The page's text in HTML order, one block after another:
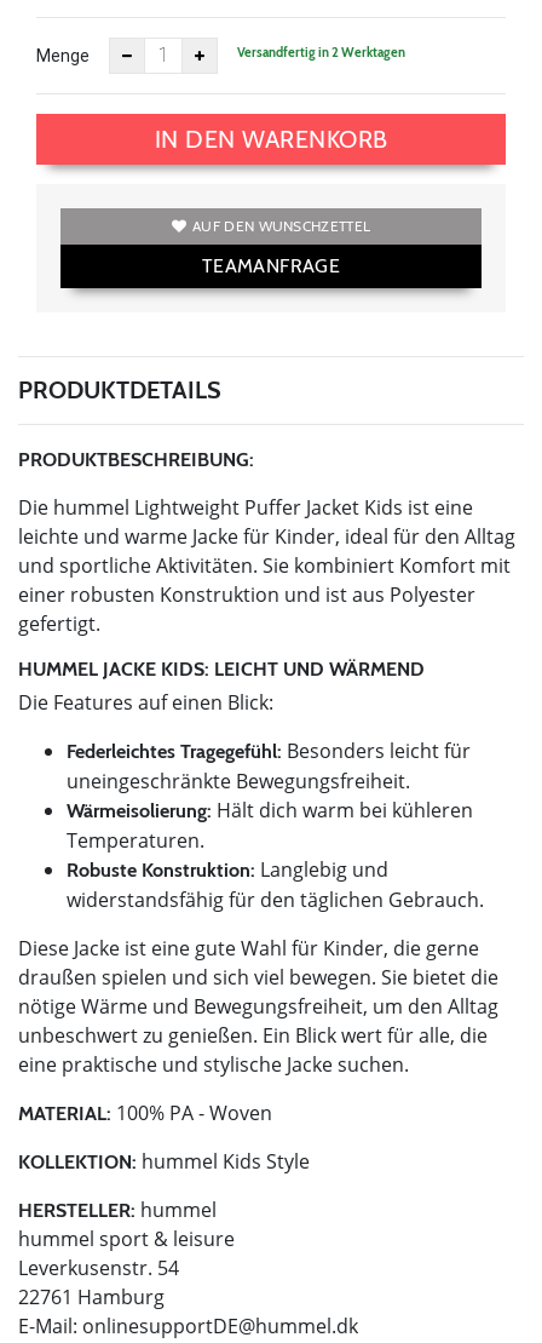
Menge Versandfertig in 2 Werktagen
IN DEN WARENKORB
AUF DEN WUNSCHZETTEL
TEAMANFRAGE
PRODUKTDETAILS
PRODUKTBESCHREIBUNG:
Die hummel Lightweight Puffer Jacket Kids ist eine
leichte und warme Jacke für Kinder, ideal für den Alltag
und sportliche Aktivitäten. Sie kombiniert Komfort mit
einer robusten Konstruktion und ist aus Polyester
gefertigt.
HUMMEL JACKE KIDS: LEICHT UND WÄRMEND
Die Features auf einen Blick:
Federleichtes Tragegefühl: Besonders leicht für
uneingeschränkte Bewegungsfreiheit.
Wärmeisolierung: Hält dich warm bei kühleren
Temperaturen.
Robuste Konstruktion: Langlebig und
widerstandsfähig für den täglichen Gebrauch.
Diese Jacke ist eine gute Wahl für Kinder, die gerne
draußen spielen und sich viel bewegen. Sie bietet die
nötige Wärme und Bewegungsfreiheit, um den Alltag
unbeschwert zu genießen. Ein Blick wert für alle, die
eine praktische und stylische Jacke suchen.
MATERIAL: 100% PA - Woven
KOLLEKTION: hummel Kids Style
HERSTELLER: hummel
hummel sport & leisure
Leverkusenstr. 54
22761 Hamburg
E-Mail: onlinesupportDE@hummel.dk